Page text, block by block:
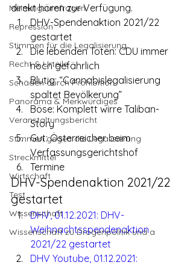
Meinungsumfragen
Repression
Stimmen für die Legalisierung
Recht & Urteile
Schäden durch Prohibition
Panorama & Merkwürdiges
Veranstaltungsbericht
Stimmen gegen die Legalisierung
Streckmittel
Wirtschaft
Test
Wissenschaft
Wissenschaft zu Drogenpolitik und a
direkt hören zur Verfügung.
DHV-Spendenaktion 2021/22
gestartet
Die lebenden Toten: CDU immer
noch gefährlich
Blutig: “Cannabislegalisierung
spaltet Bevölkerung”
Böse: Komplett wirre Taliban-
Story
Gut: Österreicher beim
Verfassungsgerichtshof
Termine
DHV-Spendenaktion 2021/22
gestartet
DHV, 01.12.2021: DHV-
Weihnachtsspendenaktion
2021/22 gestartet
DHV Youtube, 01.12.2021: